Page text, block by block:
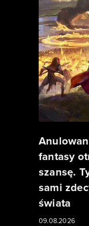
fantasy
szansę.
sami
świata
09.08.2026